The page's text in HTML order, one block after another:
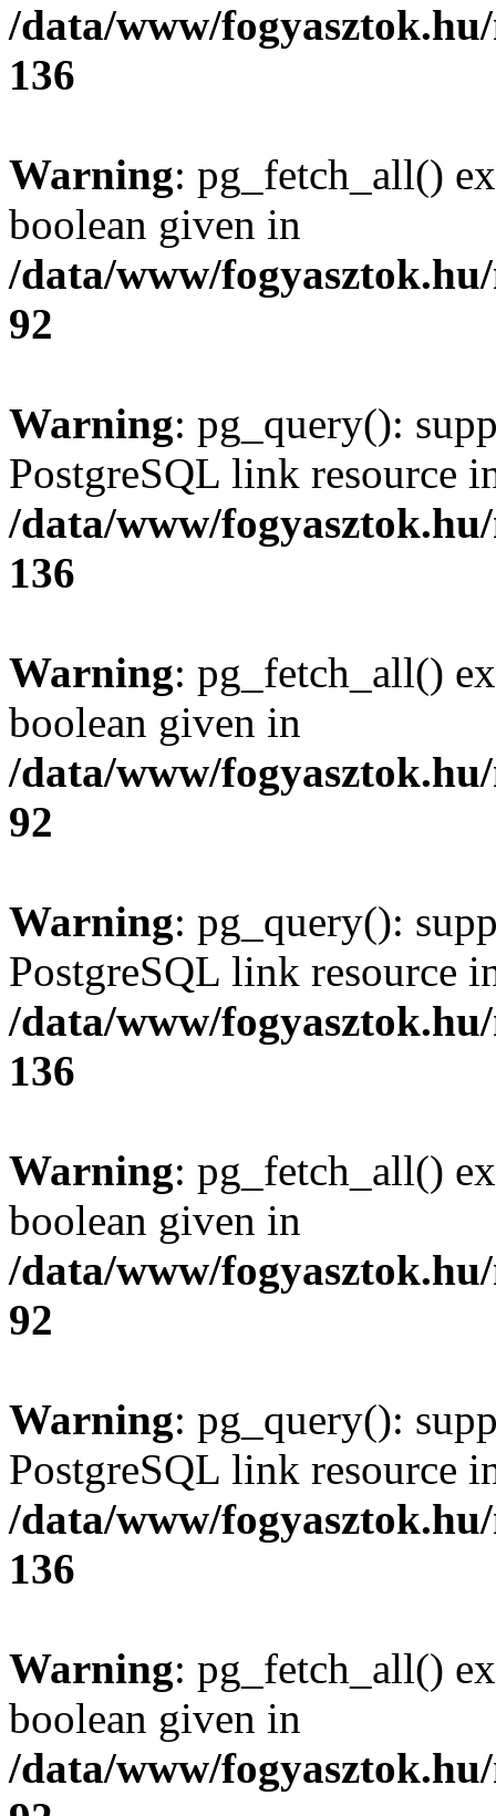
/data/www/
136
Warning: pg_fetch_all()
boolean given in
/data/www/
92
Warning: pg_query():
PostgreSQL link resource
/data/www/
136
Warning: pg_fetch_all()
boolean given in
/data/www/
92
Warning: pg_query():
PostgreSQL link resource
/data/www/
136
Warning: pg_fetch_all()
boolean given in
/data/www/
92
Warning: pg_query():
PostgreSQL link resource
/data/www/
136
Warning: pg_fetch_all()
boolean given in
/data/www/